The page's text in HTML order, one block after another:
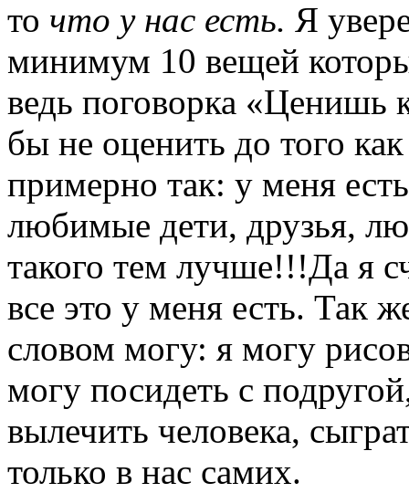
то что у нас есть. Я
минимум 10 вещей
ведь поговорка «Ценишь
бы не оценить до того
примерно так: у меня
любимые дети, друзья,
такого тем лучше!!!Да я
все это у меня есть. Так
словом могу: я могу
могу посидеть с
вылечить человека,
только в нас самих.